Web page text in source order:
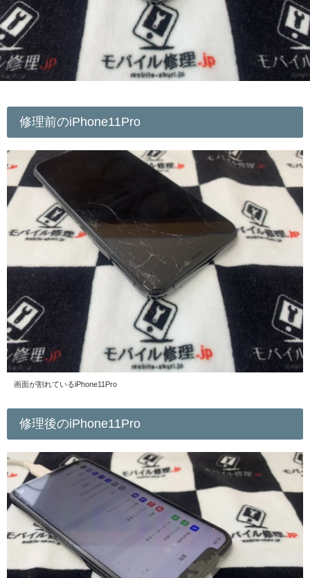
修理前のiPhone11Pro
画面が割れているiPhone11Pro
修理後のiPhone11Pro